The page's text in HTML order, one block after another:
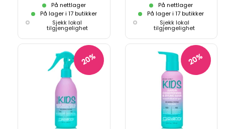
På nettlager
På lager i 17 butikker
Sjekk lokal
tilgjengelighet
På nettlager
På lager i 17 butikker
Sjekk lokal
tilgjengelighet
20% 20%